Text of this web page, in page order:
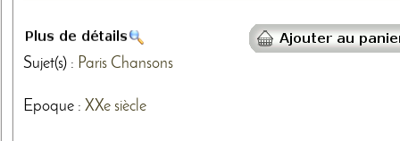
Sujet(s) : Paris Chansons
Epoque : XXe siècle